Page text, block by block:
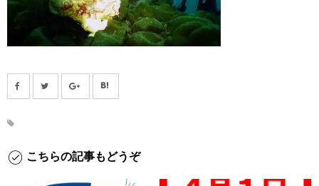
こちらの記事もどうぞ